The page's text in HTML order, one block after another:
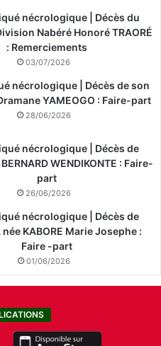
nécrologique | Décès du
Nabéré Honoré TRAORÉ
: Remerciements
03/07/2026
nécrologique | Décès de son
YAMEOGO : Faire-part
28/06/2026
nécrologique | Décès de
WENDIKONTE : Faire-
part
26/06/2026
nécrologique | Décès de
née KABORE Marie Josephe :
Faire -part
01/06/2026